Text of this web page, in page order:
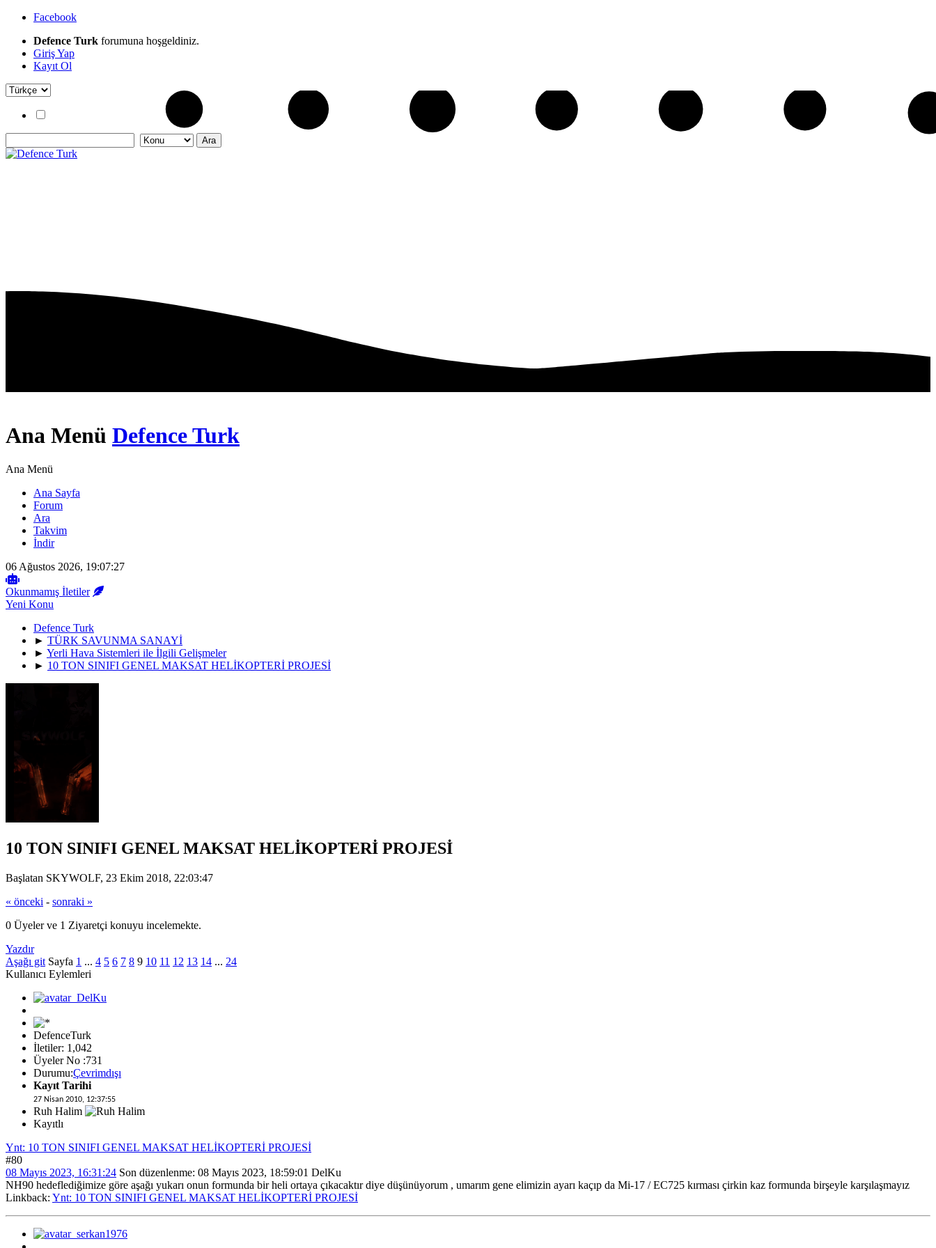
Facebook
Defence Turk forumuna hoşgeldiniz.
Giriş Yap
Kayıt Ol
Ana Menü Defence Turk
Ana Menü
Ana Sayfa
Forum
Ara
Takvim
İndir
06 Ağustos 2026, 19:07:27
Okunmamış İletiler
Yeni Konu
Defence Turk
► TÜRK SAVUNMA SANAYİ
► Yerli Hava Sistemleri ile İlgili Gelişmeler
► 10 TON SINIFI GENEL MAKSAT HELİKOPTERİ PROJESİ
10 TON SINIFI GENEL MAKSAT HELİKOPTERİ PROJESİ
Başlatan SKYWOLF, 23 Ekim 2018, 22:03:47
« önceki - sonraki »
0 Üyeler ve 1 Ziyaretçi konuyu incelemekte.
Yazdır
Aşağı git Sayfa 1 ... 4 5 6 7 8 9 10 11 12 13 14 ... 24
Kullanıcı Eylemleri
DefenceTurk
İletiler: 1,042
Üyeler No :731
Durumu:Çevrimdışı
Kayıt Tarihi
27 Nisan 2010, 12:37:55
Ruh Halim
Kayıtlı
Ynt: 10 TON SINIFI GENEL MAKSAT HELİKOPTERİ PROJESİ
#80
08 Mayıs 2023, 16:31:24 Son düzenlenme: 08 Mayıs 2023, 18:59:01 DelKu
NH90 hedeflediğimize göre aşağı yukarı onun formunda bir heli ortaya çıkacaktır diye düşünüyorum , umarım gene elimizin ayarı kaçıp da Mi-17 / EC725 kırması çirkin kaz formunda birşeyle karşılaşmayız
Linkback: Ynt: 10 TON SINIFI GENEL MAKSAT HELİKOPTERİ PROJESİ